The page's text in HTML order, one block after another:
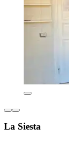
La Siesta